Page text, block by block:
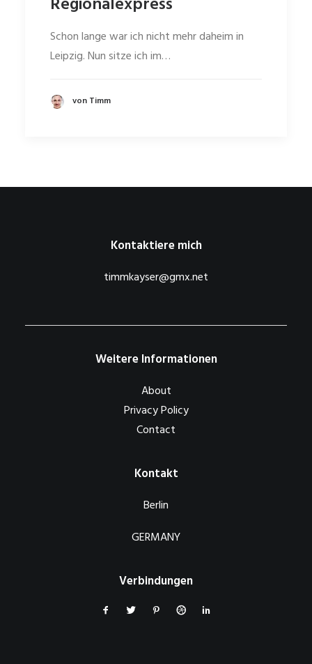
Schon lange war ich nicht mehr daheim in
Leipzig. Nun sitze ich im…
von Timm
Kontaktiere mich
timmkayser@gmx.net
Weitere Informationen
About
Privacy Policy
Contact
Kontakt
Berlin
GERMANY
Verbindungen